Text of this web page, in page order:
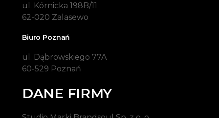
ul. Kórnicka 198B/11
62-020 Zalasewo
Biuro Poznań
ul. Dąbrowskiego 77A
60-529 Poznań
DANE FIRMY